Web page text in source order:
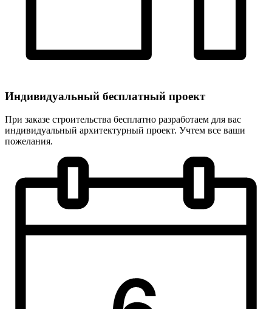
Индивидуальный бесплатный проект
При заказе строительства бесплатно разработаем для вас
индивидуальный архитектурный проект. Учтем все ваши
пожелания.